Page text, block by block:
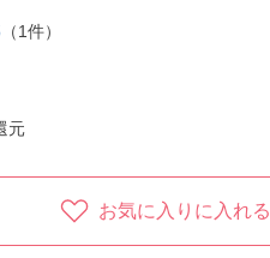
（1件）
元
お気に入りに入れる